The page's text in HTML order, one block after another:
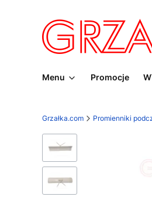
Menu Promocje
Grzałka.com Promienniki